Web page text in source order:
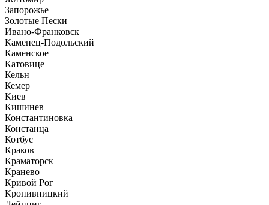
Запорожье
Золотые Пески
Ивано-Франковск
Каменец-Подольский
Каменское
Катовице
Кельн
Кемер
Киев
Кишинев
Константиновка
Констанца
Котбус
Краков
Краматорск
Кранево
Кривой Рог
Кропивницкий